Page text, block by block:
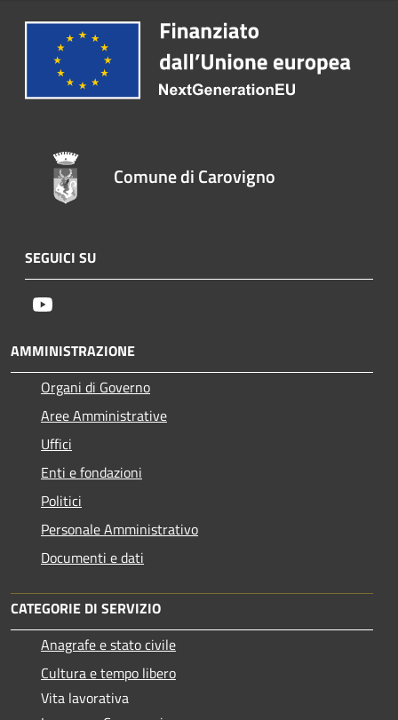
Comune di Carovigno
SEGUICI SU
AMMINISTRAZIONE
Organi di Governo
Aree Amministrative
Uffici
Enti e fondazioni
Politici
Personale Amministrativo
Documenti e dati
CATEGORIE DI SERVIZIO
Anagrafe e stato civile
Cultura e tempo libero
Vita lavorativa